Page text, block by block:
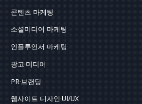
콘텐츠 마케팅
소셜미디어 마케팅
인플루언서 마케팅
광고·미디어
PR·브랜딩
웹사이트 디자인·UI/UX